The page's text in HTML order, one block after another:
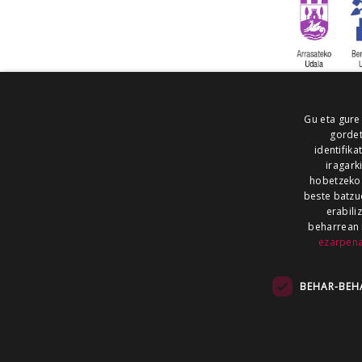
ALEA
NOAUA
Gu eta
hobetzeko.
beste
beharrean
BEHAR-